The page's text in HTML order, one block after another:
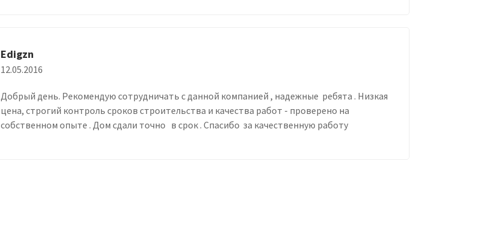
Edigzn
12.05.2016
Добрый день. Рекомендую сотрудничать с данной компанией , надежные ребята . Низкая
цена, строгий контроль сроков строительства и качества работ - проверено на
собственном опыте . Дом сдали точно в срок . Спасибо за качественную работу